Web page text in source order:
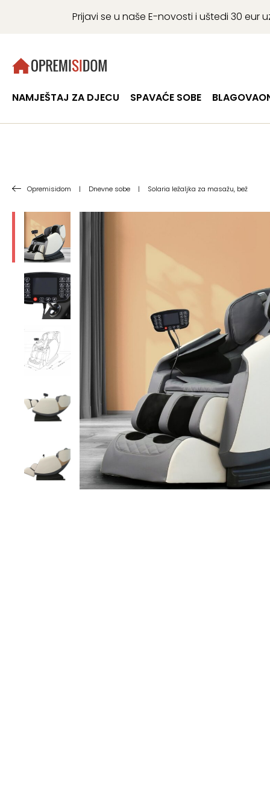
Prijavi se u naše E-novosti i uštedi 30
NAMJEŠTAJ ZA DJECU SPAVAĆE SOBE
Opremisidom | Dnevne sobe | Solaria ležaljka za masažu, bež